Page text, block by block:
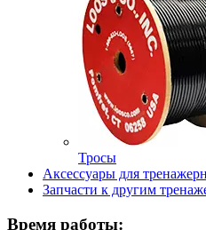
Тросы
Аксессуары для
Запчасти к другим
Время работы: